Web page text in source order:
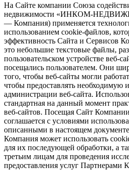
На Сайте компании Союза
недвижимости «ИНКОМ-
— Компания) применяется
использованием cookie-файлов,
эффективность Сайта и Сервисов
это небольшие текстовые файлы,
пользовательском устройстве веб-
посещались пользователем. Они
того, чтобы веб-сайты могли
чтобы предоставлять необходимую
администрации веб-сайта.
стандартная на данный момент
веб-сайтов. Посещая Сайт Компании
соглашается с условиями
описанными в настоящем
Компания может использовать
для их последующей обработки, а
третьим лицам для проведения
предоставления услуг Партнерами